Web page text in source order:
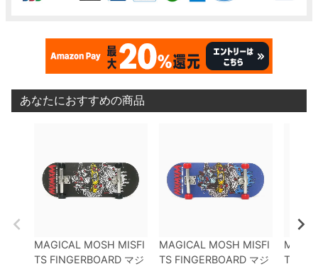
あなたにおすすめの商品
MAGICAL MOSH MISFI
TS FINGERBOARD マジ
MAGICAL MOSH MISFI
TS FINGERBOARD マジ
TS